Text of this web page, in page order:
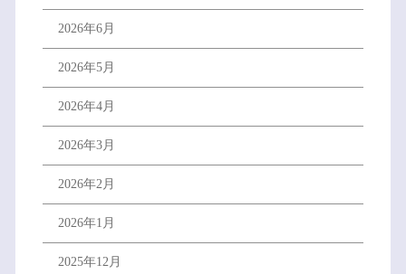
2026年6月
2026年5月
2026年4月
2026年3月
2026年2月
2026年1月
2025年12月